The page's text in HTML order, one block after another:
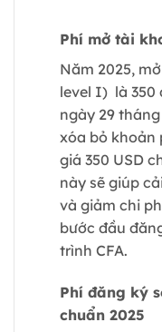
Phí mở tài
Năm 2025,
level I) là 350
ngày 29 tháng
xóa bỏ khoản
giá 350 USD
này sẽ giúp
và giảm chi
bước đầu
trình CFA.
Phí đăng ký
chuẩn 2025